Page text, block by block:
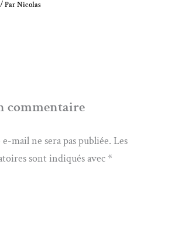
/ ParNicolas
commentaire
mail ne sera pas publiée. Les
sont indiqués avec *